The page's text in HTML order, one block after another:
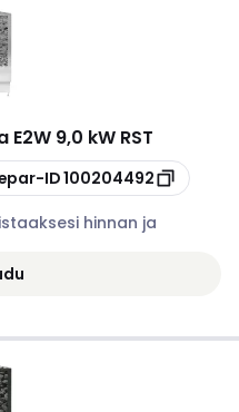
9,0 kW RST
ID100204492
hinnan ja